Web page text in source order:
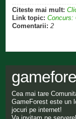
Citeste mai mult:
Link topic: Concurs:
Comentarii: 2
Cea mai tare
GameForest este un
jocuri pe internet!